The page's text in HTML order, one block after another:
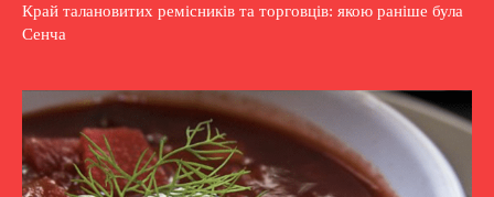
Край талановитих ремісників та торговців: якою раніше була
Сенча